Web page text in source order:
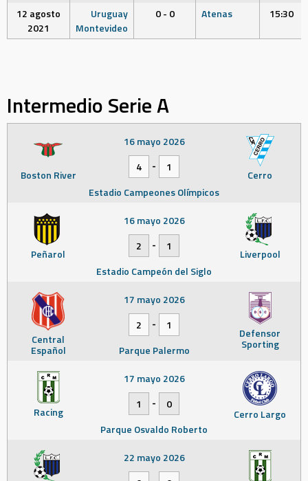
12 agosto
2021
Uruguay
Montevideo
0 - 0 Atenas 15:30
Intermedio Serie A
Boston River Cerro
16 mayo 2026
4
-
1
Estadio Campeones Olímpicos
Peñarol Liverpool
16 mayo 2026
2
-
1
Estadio Campeón del Siglo
Central
Español
Defensor
Sporting
17 mayo 2026
2
-
1
Parque Palermo
Racing Cerro Largo
17 mayo 2026
1
-
0
Parque Osvaldo Roberto
22 mayo 2026